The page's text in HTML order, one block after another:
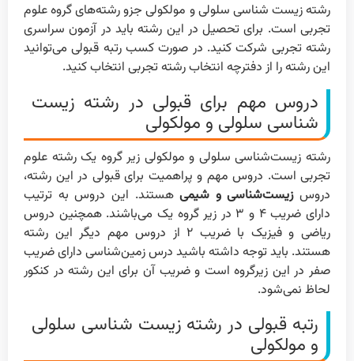
رشته زیست شناسی سلولی و مولکولی جزو رشته‌های گروه علوم
تجربی است. برای تحصیل در این رشته باید در آزمون سراسری
رشته تجربی شرکت کنید. در صورت کسب رتبه قبولی می‌توانید
این رشته را از دفترچه انتخاب رشته تجربی انتخاب کنید.
دروس مهم برای قبولی در رشته زیست
شناسی سلولی و مولکولی
رشته زیست‌شناسی سلولی و مولکولی زیر گروه یک رشته علوم
تجربی است. دروس مهم و پر‌اهمیت برای قبولی در این رشته،
دروس زیست‌شناسی و شیمیهستند. این دروس به ترتیب
دارای ضریب ۴ و ۳ در زیر گروه یک می‌باشند. همچنین دروس
ریاضی و فیزیک با ضریب ۲ از دروس مهم دیگر این رشته
هستند. باید توجه داشته باشید درس زمین‌شناسی دارای ضریب
صفر در این زیر‌گروه است و ضریب آن برای این رشته در کنکور
لحاظ نمی‌شود.
رتبه قبولی در رشته زیست شناسی سلولی
و مولکولی